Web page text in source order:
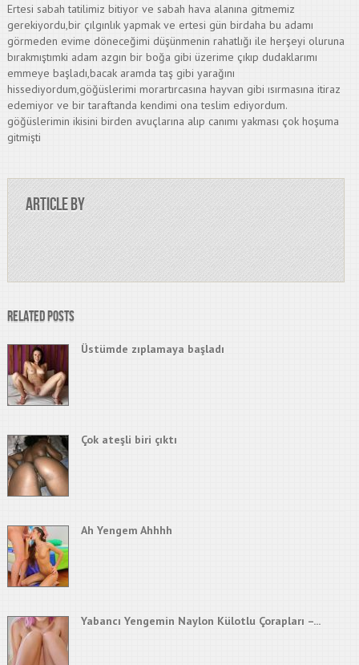
Ertesi sabah tatilimiz bitiyor ve sabah hava alanına gitmemiz
gerekiyordu,bir çılgınlık yapmak ve ertesi gün birdaha bu adamı
görmeden evime döneceğimi düşünmenin rahatlığı ile herşeyi oluruna
bırakmıştımki adam azgın bir boğa gibi üzerime çıkıp dudaklarımı
emmeye başladı,bacak aramda taş gibi yarağını
hissediyordum,göğüslerimi morartırcasına hayvan gibi ısırmasına itiraz
edemiyor ve bir taraftanda kendimi ona teslim ediyordum.
göğüslerimin ikisini birden avuçlarına alıp canımı yakması çok hoşuma
gitmişti
Article by
Related Posts
Üstümde zıplamaya başladı
Çok ateşli biri çıktı
Ah Yengem Ahhhh
Yabancı Yengemin Naylon Külotlu Çorapları –...